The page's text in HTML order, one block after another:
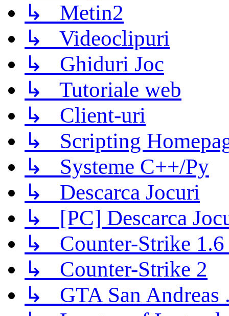
↳ Metin2
↳ Videoclipuri
↳ Ghiduri Joc
↳ Tutoriale web
↳ Client-uri
↳ Scripting
↳ Systeme C++/Py
↳ Descarca Jocuri
↳ [PC] Descarca
↳ Counter-Strike 1.6
↳ Counter-Strike 2
↳ GTA San Andreas